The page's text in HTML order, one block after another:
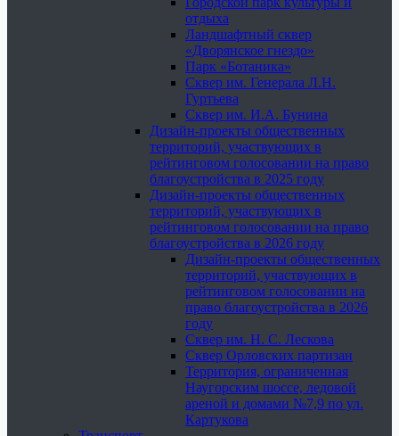
отдыха
Ландшафтный сквер
«Дворянское гнездо»
Парк «Ботаника»
Сквер им. Генерала Л.Н.
Гуртьева
Сквер им. И.А. Бунина
Дизайн-проекты общественных
территорий, участвующих в
рейтинговом голосовании на право
благоустройства в 2025 году
Дизайн-проекты общественных
территорий, участвующих в
рейтинговом голосовании на право
благоустройства в 2026 году
Дизайн-проекты общественных
территорий, участвующих в
рейтинговом голосовании на
право благоустройства в 2026
году
Сквер им. Н. С. Лескова
Сквер Орловских партизан
Территория, ограниченная
Наугорским шоссе, ледовой
ареной и домами №7,9 по ул.
Картукова